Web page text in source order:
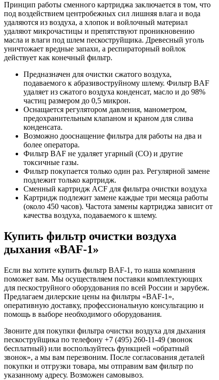
Принцип работы сменного картриджа заключается в том, что
под воздействием центробежных сил лишняя влага и вода
удаляются из воздуха, а хлопок и войлочный материал
удаляют микрочастицы и препятствуют проникновению
масла и влаги под шлем пескоструйщика. Древесный уголь
уничтожает вредные запахи, а респираторный войлок
действует как конечный фильтр.
Предназначен для очистки сжатого воздуха,
подаваемого к абразивоструйному шлему. Фильтр BAF
удаляет из сжатого воздуха конденсат, масло и до 98%
частиц размером до 0,5 микрон.
Оснащается регулятором давления, манометром,
предохранительным клапаном и краном для слива
конденсата.
Возможно дооснащение фильтра для работы на два и
более оператора.
Фильтр BAF не удаляет угарный (CO) и другие
токсичные газы.
Фильтр покупается только один раз. Регулярной замене
подлежит только картридж.
Сменный картридж ACF для фильтра очистки воздуха
Картридж подлежит замене каждые три месяца работы
(около 450 часов). Частота замены картриджа зависит от
качества воздуха, подаваемого к шлему.
Купить фильтр очистки воздуха
дыхания «BAF-1»
Если вы хотите купить фильтр BAF-1, то наша компания
поможет вам. Мы осуществляем поставки комплектующих
для пескоструйного оборудования по всей России и зарубеж.
Предлагаем дилерские цены на фильтры «BAF-1»,
оперативную доставку, профессиональную консультацию и
помощь в выборе необходимого оборудования.
Звоните для покупки фильтра очистки воздуха для дыхания
пескоструйщика по телефону +7 (495) 260-11-49 (звонок
бесплатный) или воспользуйтесь функцией «обратный
звонок», а мы вам перезвоним. После согласования деталей
покупки и отгрузки товара, мы отправим вам фильтр по
указанному адресу. Возможен самовывоз.